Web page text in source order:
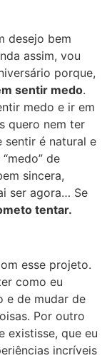
desejo bem
assim, vou
porque,
sentir medo.
medo e ir em
quero nem ter
sentir é natural e
de
sincera,
ser agora… Se
tentar.
esse projeto.
como eu
e de mudar de
Por outro
existisse, que eu
incríveis